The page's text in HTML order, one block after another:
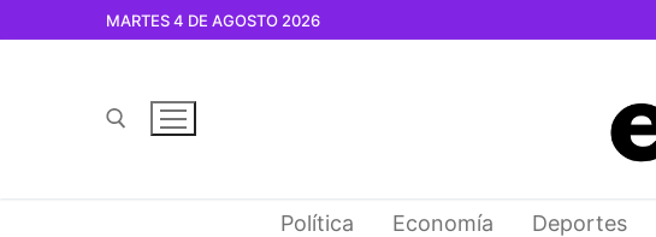
MARTES 4 DE AGOSTO 2026
Política Economía Deportes